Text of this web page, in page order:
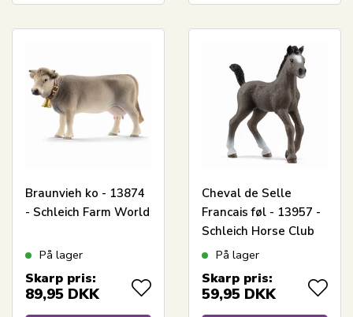
Braunvieh ko - 13874
- Schleich Farm World
På lager
Skarp pris:
89,95 DKK
Cheval de Selle
Francais føl - 13957 -
Schleich Horse Club
På lager
Skarp pris:
59,95 DKK